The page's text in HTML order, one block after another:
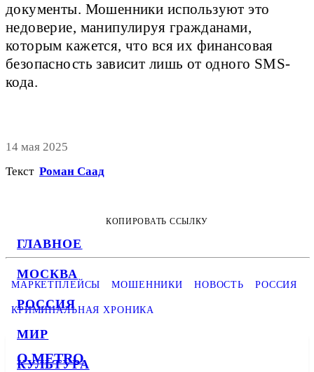
ГЛАВНОЕ
МОСКВА
РОССИЯ
МИР
КУЛЬТУРА
документы. Мошенники используют это
недоверие, манипулируя гражданами,
которым кажется, что вся их финансовая
безопасность зависит лишь от одного SMS-
кода.
14 мая 2025
Текст Роман Саад
КОПИРОВАТЬ ССЫЛКУ
МАРКЕТПЛЕЙСЫ МОШЕННИКИ НОВОСТЬ РОССИЯ
КРИМИНАЛЬНАЯ ХРОНИКА
О METRO